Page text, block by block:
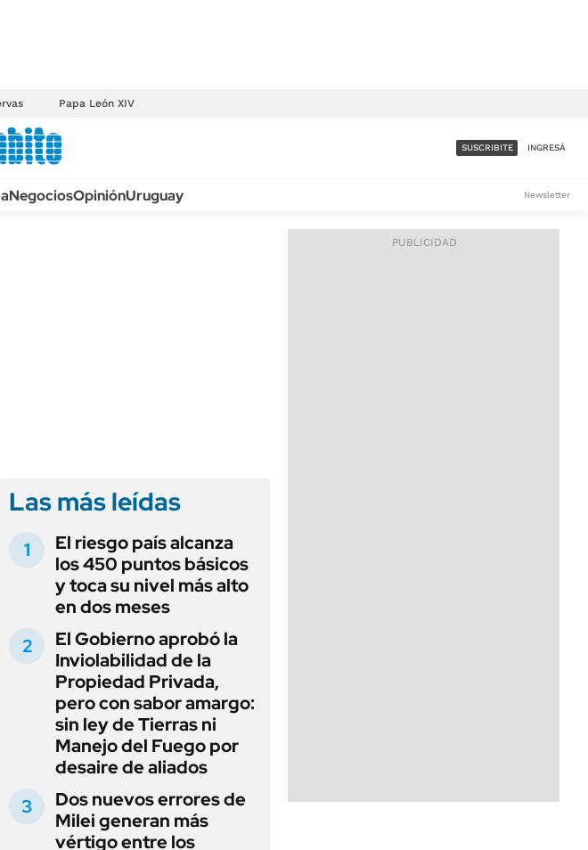
Papa León XIV
ACCESO FULL - $1.800/MES
SUSCRIBITE INGRESÁ
NegociosOpiniónUruguay Newsletter
Las más leídas
El riesgo país alcanza
los 450 puntos básicos
y toca su nivel más alto
en dos meses
El Gobierno aprobó la
Inviolabilidad de la
Propiedad Privada,
pero con sabor amargo:
sin ley de Tierras ni
Manejo del Fuego por
desaire de aliados
Dos nuevos errores de
Milei generan más
vértigo entre los